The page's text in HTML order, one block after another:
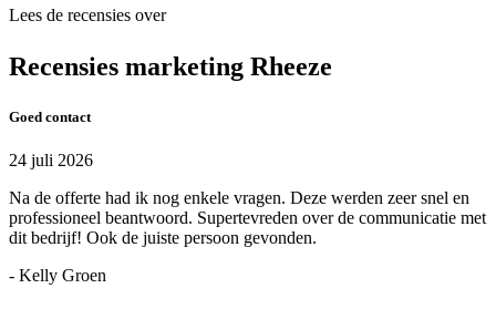
Lees de recensies over
Recensies marketing Rheeze
Goed contact
24 juli 2026
Na de offerte had ik nog enkele vragen. Deze werden zeer snel en
professioneel beantwoord. Supertevreden over de communicatie met
dit bedrijf! Ook de juiste persoon gevonden.
- Kelly Groen